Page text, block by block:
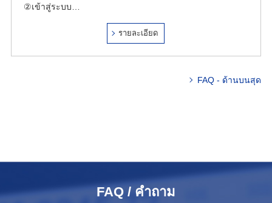
②เข้าสู่ระบบ…
รายละเอียด
FAQ - ด้านบนสุด
FAQ / คำถาม